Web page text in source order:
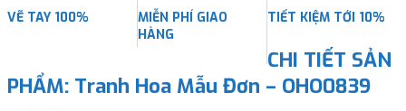
VẼ TAY 100%
MIỄN PHÍ GIAO
HÀNG
TIẾT KIỆM TỚI 10%
CHI TIẾT SẢN
PHẨM: Tranh Hoa Mẫu Đơn – OHO0839